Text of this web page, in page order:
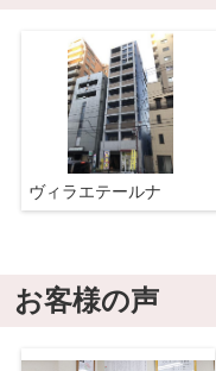
ヴィラエテールナ
お客様の声